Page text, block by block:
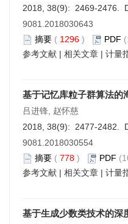
2018, 38(9): 2469-2476.
9081.2018030643
摘要 ( 1296 ) PDF
参考文献 | 相关文章 | 计量
基于记忆库粒子群算法的
吕进锋, 赵怀慈
2018, 38(9): 2477-2482.
9081.2018030554
摘要 ( 778 ) PDF
参考文献 | 相关文章 | 计量
基于生成少数类技术的深